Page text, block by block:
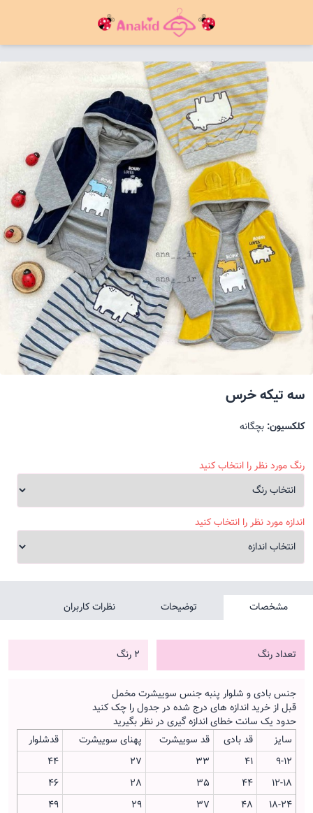
سه تیکه خرس
کلکسیون: بچگانه
رنگ مورد نظر را انتخاب کنید
اندازه مورد نظر را انتخاب کنید
مشخصات توضیحات نظرات کاربران
تعداد رنگ 2 رنگ
جنس بادی و شلوار پنبه جنس سوییشرت مخمل
قبل از خرید اندازه های درج شده در جدول را چک کنید
حدود یک سانت خطای اندازه گیری در نظر بگیرید
سایز
قد بادی قد سوییشرت پهنای سوییشرت
قدشلوار
9-12
41
33
27
44
12-18
44
35
28
46
18-24
48
37
29
49